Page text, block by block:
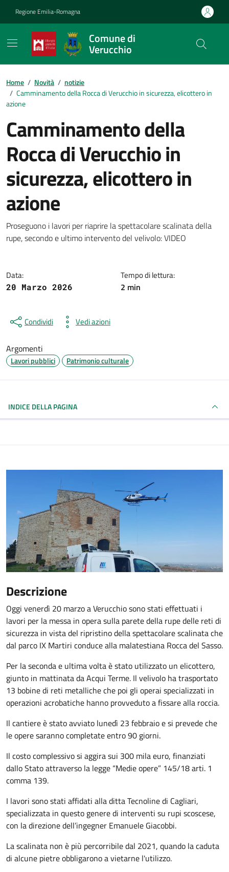
Regione Emilia-Romagna
Comune di
Verucchio
Contenuti in evidenza
Home / Novità / notizie
/ Camminamento della Rocca di Verucchio in sicurezza, elicottero in
azione
Camminamento della
Rocca di Verucchio in
sicurezza, elicottero in
azione
Dettagli della notizia
Proseguono i lavori per riaprire la spettacolare scalinata della
rupe, secondo e ultimo intervento del velivolo: VIDEO
Data:
20 Marzo 2026
Tempo di lettura:
2 min
Condividi Vedi azioni
Argomenti
Lavori pubblici Patrimonio culturale
INDICE DELLA PAGINA
Descrizione
Oggi venerdì 20 marzo a Verucchio sono stati effettuati i
lavori per la messa in opera sulla parete della rupe delle reti di
sicurezza in vista del ripristino della spettacolare scalinata che
dal parco IX Martiri conduce alla malatestiana Rocca del Sasso.
Per la seconda e ultima volta è stato utilizzato un elicottero,
giunto in mattinata da Acqui Terme. Il velivolo ha trasportato
13 bobine di reti metalliche che poi gli operai specializzati in
operazioni acrobatiche hanno provveduto a fissare alla roccia.
Il cantiere è stato avviato lunedì 23 febbraio e si prevede che
le opere saranno completate entro 90 giorni.
Il costo complessivo si aggira sui 300 mila euro, finanziati
dallo Stato attraverso la legge “Medie opere” 145/18 arti. 1
comma 139.
I lavori sono stati affidati alla ditta Tecnoline di Cagliari,
specializzata in questo genere di interventi su rupi scoscese,
con la direzione dell’ingegner Emanuele Giacobbi.
La scalinata non è più percorribile dal 2021, quando la caduta
di alcune pietre obbligarono a vietarne l'utilizzo.